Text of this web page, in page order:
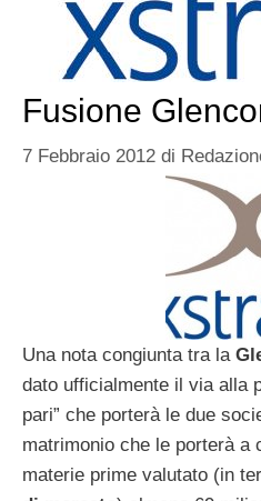
Fusione
7 Febbraio 2012 di
Una nota congiunta tra la
dato ufficialmente il via alla
pari” che porterà le due
matrimonio che le porterà a
materie prime valutato (in